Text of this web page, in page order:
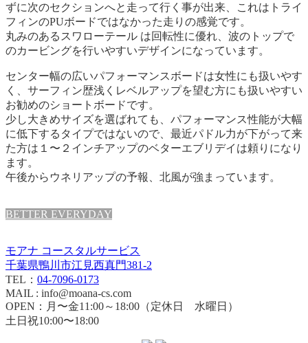
ずに次のセクションへと走って行く事が出来、これはトライ
フィンのPUボードではなかった走りの感覚です。
丸みのあるスワローテール は回転性に優れ、波のトップで
のカービングを行いやすいデザインになっています。
センター幅の広いパフォーマンスボードは女性にも扱いやす
く、サーフィン歴浅くレベルアップを望む方にも扱いやすい
お勧めのショートボードです。
少し大きめサイズを選ばれても、パフォーマンス性能が大幅
に低下するタイプではないので、最近パドル力が下がって来
た方は１〜２インチアップのベターエブリデイは頼りになり
ます。
午後からウネリアップの予報、北風が強まっています。
BETTER EVERYDAY
モアナ コースタルサービス
千葉県鴨川市江見西真門381-2
TEL： 04-7096-0173
MAIL : info@moana-cs.com
OPEN：月〜金11:00～18:00（定休日 水曜日）
土日祝10:00〜18:00